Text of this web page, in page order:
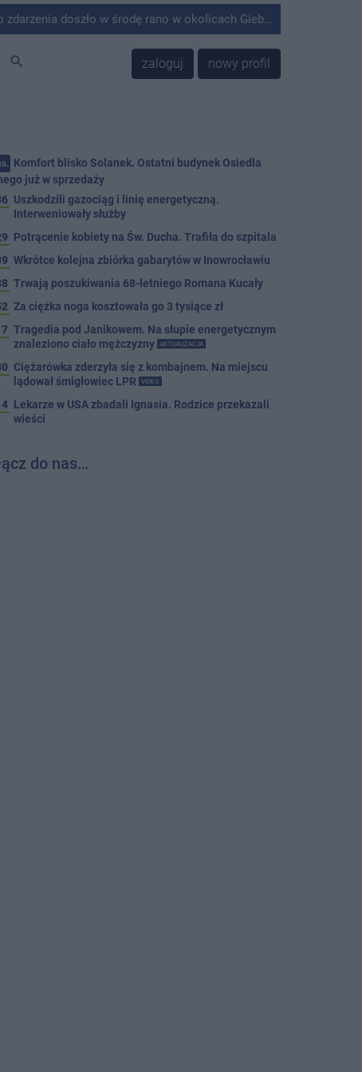
rano w okolicach Giebni koło Janikowa. Wówczas na słupie energetycznym odnaleziono ciało mężczyzny.
search zaloguj nowy profil
Komfort blisko Solanek. Ostatni budynek Osiedla
już w sprzedaży
Uszkodzili gazociąg i linię energetyczną.
Interweniowały służby
Potrącenie kobiety na Św. Ducha. Trafiła do szpitala
Wkrótce kolejna zbiórka gabarytów w Inowrocławiu
Trwają poszukiwania 68-letniego Romana Kucały
Za ciężka noga kosztowała go 3 tysiące zł
Tragedia pod Janikowem. Na słupie energetycznym
znaleziono ciało mężczyzny
AKTUALIZACJA
Ciężarówka zderzyła się z kombajnem. Na miejscu
lądował śmigłowiec LPR
VIDEO
Lekarze w USA zbadali Ignasia. Rodzice przekazali
wieści
do nas…